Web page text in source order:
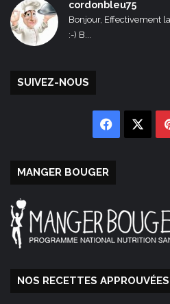
cordonbleu75
Bonjour, Effectivement
:-) B...
SUIVEZ-NOUS
Facebook
MANGER BOUGER
NOS RECETTES APPROUVÉES